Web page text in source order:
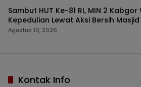
Sambut HUT Ke-81 RI, MIN 2
Kepedulian Lewat Aksi Bersih Masjid
Agustus 10, 2026
Kontak Info